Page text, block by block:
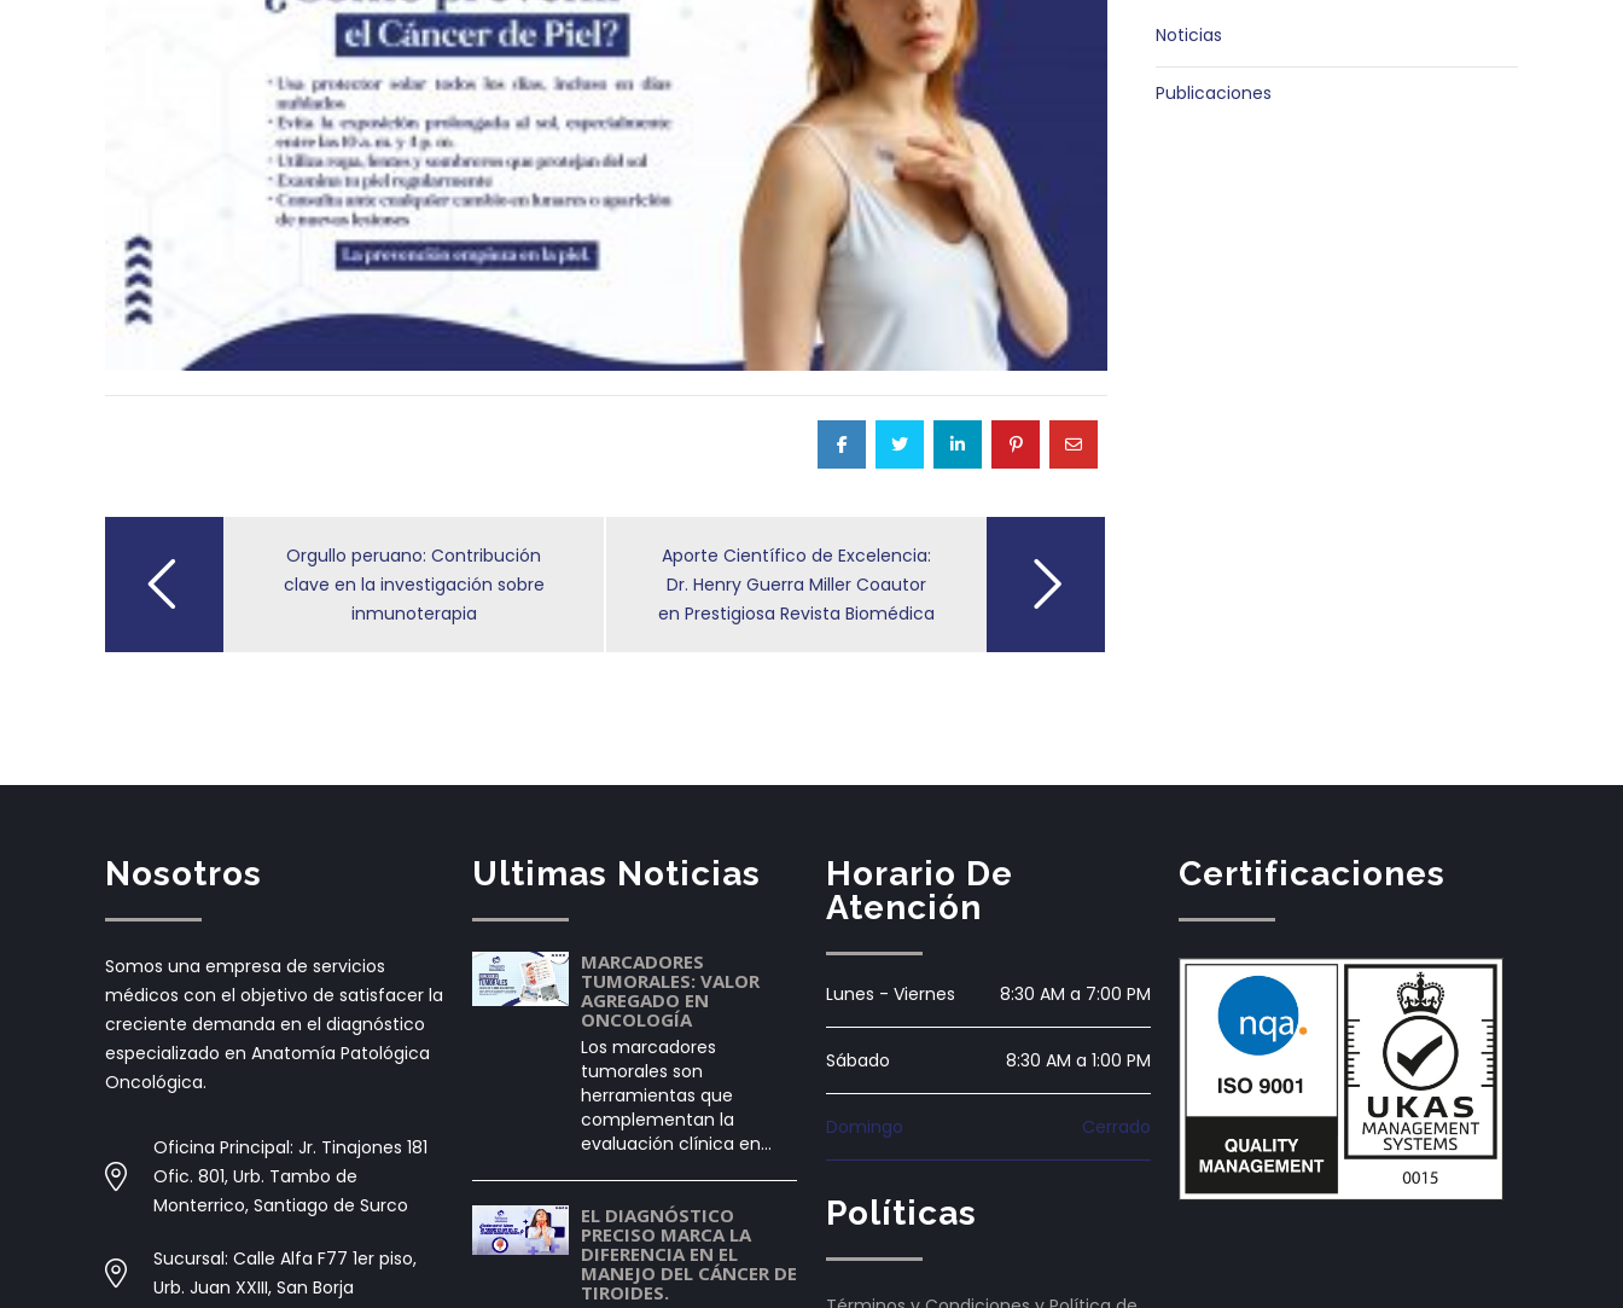
Post
navigation
Orgullo peruano: Contribución
clave en la investigación sobre
inmunoterapia
Aporte Científico de Excelencia:
Dr. Henry Guerra Miller Coautor
en Prestigiosa Revista Biomédica
Noticias
Publicaciones
Nosotros
Somos una empresa de servicios
médicos con el objetivo de satisfacer la
creciente demanda en el diagnóstico
especializado en Anatomía Patológica
Oncológica.
Oficina Principal: Jr. Tinajones 181
Ofic. 801, Urb. Tambo de
Monterrico, Santiago de Surco
Sucursal: Calle Alfa F77 1er piso,
Urb. Juan XXIII, San Borja
Ultimas Noticias
MARCADORES
TUMORALES: VALOR
AGREGADO EN
ONCOLOGÍA
Los marcadores
tumorales son
herramientas que
complementan la
evaluación clínica en…
EL DIAGNÓSTICO
PRECISO MARCA LA
DIFERENCIA EN EL
MANEJO DEL CÁNCER DE
TIROIDES.
Horario De
Atención
Lunes - Viernes 8:30 AM a 7:00 PM
Sábado 8:30 AM a 1:00 PM
Domingo Cerrado
Políticas
Certificaciones